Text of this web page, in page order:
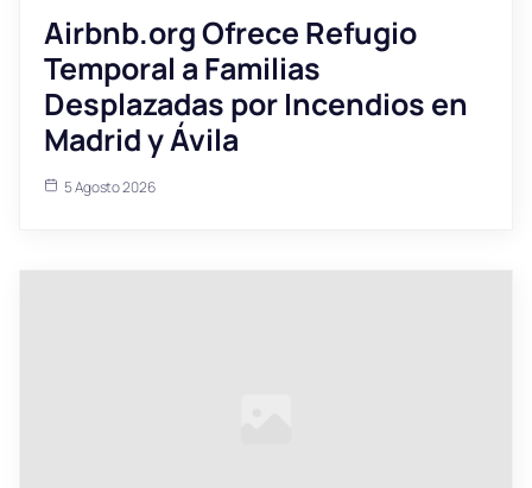
Airbnb.org Ofrece Refugio
Temporal a Familias
Desplazadas por Incendios en
Madrid y Ávila
5 Agosto 2026